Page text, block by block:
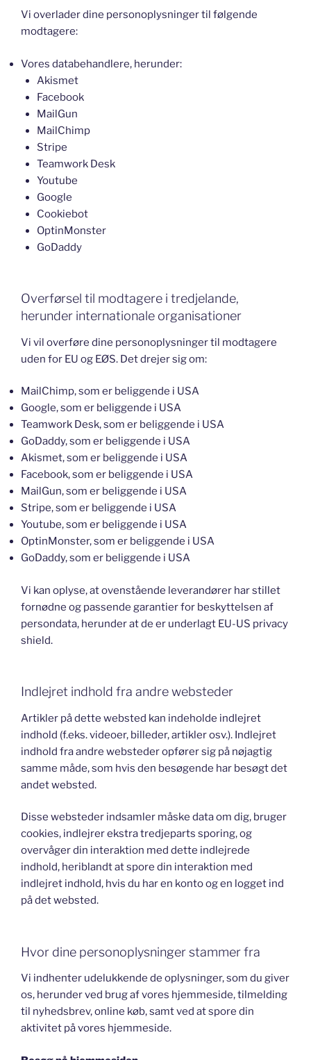
Vi overlader dine personoplysninger til følgende
modtagere:
Vores databehandlere, herunder:
Akismet
Facebook
MailGun
MailChimp
Stripe
Teamwork Desk
Youtube
Google
Cookiebot
OptinMonster
GoDaddy
Overførsel til modtagere i tredjelande,
herunder internationale organisationer
Vi vil overføre dine personoplysninger til modtagere
uden for EU og EØS. Det drejer sig om:
MailChimp, som er beliggende i USA
Google, som er beliggende i USA
Teamwork Desk, som er beliggende i USA
GoDaddy, som er beliggende i USA
Akismet, som er beliggende i USA
Facebook, som er beliggende i USA
MailGun, som er beliggende i USA
Stripe, som er beliggende i USA
Youtube, som er beliggende i USA
OptinMonster, som er beliggende i USA
GoDaddy, som er beliggende i USA
Vi kan oplyse, at ovenstående leverandører har stillet
fornødne og passende garantier for beskyttelsen af
persondata, herunder at de er underlagt EU-US privacy
shield.
Indlejret indhold fra andre websteder
Artikler på dette websted kan indeholde indlejret
indhold (f.eks. videoer, billeder, artikler osv.). Indlejret
indhold fra andre websteder opfører sig på nøjagtig
samme måde, som hvis den besøgende har besøgt det
andet websted.
Disse websteder indsamler måske data om dig, bruger
cookies, indlejrer ekstra tredjeparts sporing, og
overvåger din interaktion med dette indlejrede
indhold, heriblandt at spore din interaktion med
indlejret indhold, hvis du har en konto og en logget ind
på det websted.
Hvor dine personoplysninger stammer fra
Vi indhenter udelukkende de oplysninger, som du giver
os, herunder ved brug af vores hjemmeside, tilmelding
til nyhedsbrev, online køb, samt ved at spore din
aktivitet på vores hjemmeside.